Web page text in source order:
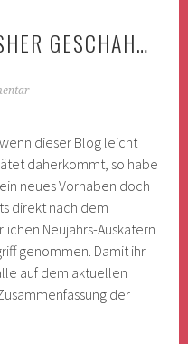
GESCHAH…
dieser Blog leicht
daherkommt, so habe
neues Vorhaben doch
direkt nach dem
Neujahrs-Auskatern
genommen. Damit ihr
auf dem aktuellen
der